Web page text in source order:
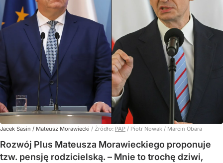
Jacek Sasin / Mateusz Morawiecki / Źródło: PAP / Piotr Nowak / Marcin Obara
Rozwój Plus Mateusza Morawieckiego proponuje
tzw. pensję rodzicielską. – Mnie to trochę dziwi,